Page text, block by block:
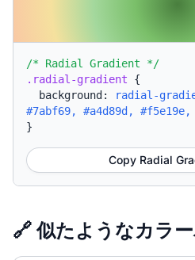
/* Radial Gradient */
.radial-gradient {
background:
radial-
#7abf69, #a4d89d,
}
Copy Radial
🔗 似たようなカラ